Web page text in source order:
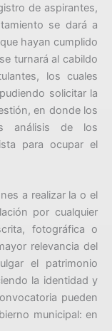
de aspirantes,
se dará a
hayan cumplido
turnará al cabildo
los cuales
solicitar la
en donde los
análisis de los
para ocupar el
a realizar la o el
por cualquier
fotográfica o
relevancia del
el patrimonio
la identidad y
pueden
municipal: en